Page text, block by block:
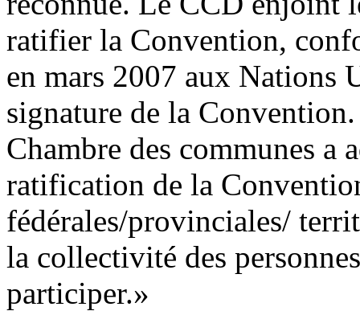
ratifier la Convention,
en mars 2007 aux Nations
signature de la
Chambre des communes a
ratification de la
fédérales/provinciales/
la collectivité des
participer.»